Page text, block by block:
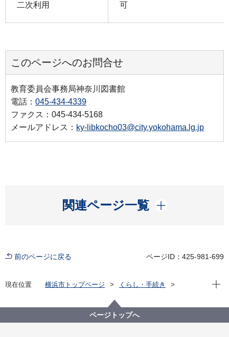
二次利用 可
このページへのお問合せ
教育委員会事務局神奈川図書館
電話： 045-434-4339
ファクス：045-434-5168
メールアドレス： ky-libkocho03@city.yokohama.lg.jp
関連ページ一覧
開く
前のページに戻る ページID：425-981-699
現在位置 横浜市トップページ
くらし・手続き
神奈川区デジタルライブラリー
（４）中央南部エリア
栗田谷中学校旧校舎正門１
現在
ページトップへ